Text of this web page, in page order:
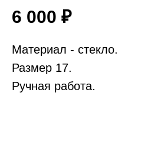
6 000 ₽
Материал - стекло.
Размер 17.
Ручная работа.